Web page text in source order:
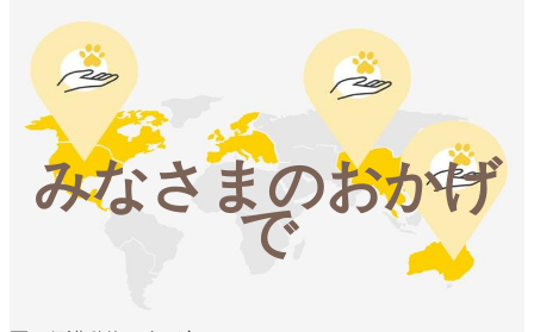
みなさまのおかげ
で